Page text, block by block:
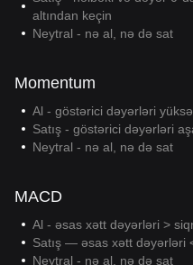
altından keçin
Neytral - nə al, nə də sat
Momentum
Al - göstərici dəyərləri
Satış - göstərici dəyərləri
Neytral - nə al, nə də sat
MACD
Al - əsas xətt dəyərləri >
Satış — əsas xətt dəyərləri
Neytral - nə al, nə də sat